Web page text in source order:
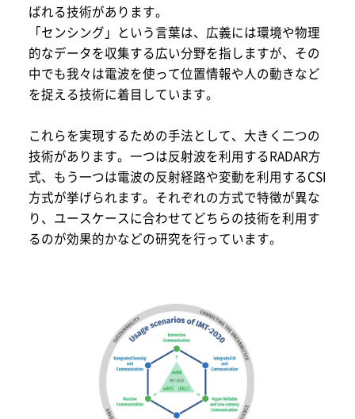
ばれる技術があります。
「センシング」という言葉は、広義には環境や物理
的なデータを収集する広い分野を指しますが、その
中でも我々は電波を使って位置情報や人の動きなど
を捉える技術に着目しています。
これらを実現するための手法として、大きく二つの
技術があります。一つは反射波を利用するRADAR方
式、もう一つは電波の反射経路や変動を利用するCSI
方式が挙げられます。それぞれの方式で特徴が異な
り、ユースケースに合わせてどちらの技術を利用す
るのが効果的かなどの研究を行っています。